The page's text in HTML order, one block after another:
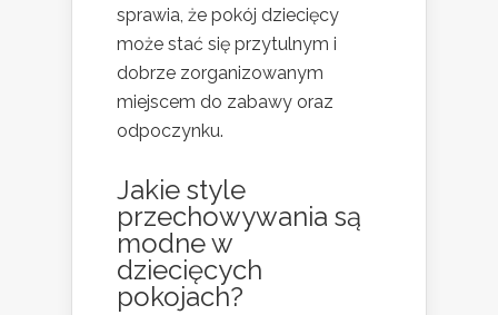
sprawia, że pokój dziecięcy
może stać się przytulnym i
dobrze zorganizowanym
miejscem do zabawy oraz
odpoczynku.
Jakie style
przechowywania są
modne w
dziecięcych
pokojach?